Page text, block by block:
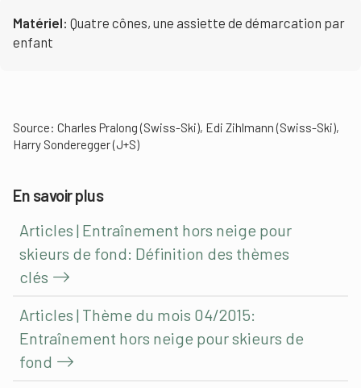
Matériel: Quatre cônes, une assiette de démarcation par
enfant
Source: Charles Pralong (Swiss-Ski), Edi Zihlmann (Swiss-Ski),
Harry Sonderegger (J+S)
En savoir plus
Articles | Entraînement hors neige pour
skieurs de fond: Définition des thèmes
clés
Articles | Thème du mois 04/2015:
Entraînement hors neige pour skieurs de
fond